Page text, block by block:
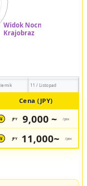
11 / Listopad
Cena (JPY)
¥ JPY 9,000 ~ /pax
¥ JPY 11,000~ /pax